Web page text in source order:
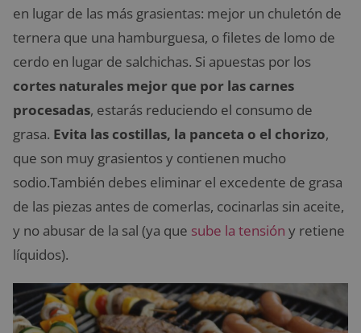
en lugar de las más grasientas: mejor un chuletón de
ternera que una hamburguesa, o filetes de lomo de
cerdo en lugar de salchichas. Si apuestas por los
cortes naturales mejor que por las carnes
procesadas, estarás reduciendo el consumo de
grasa. Evita las costillas, la panceta o el chorizo,
que son muy grasientos y contienen mucho
sodio.También debes eliminar el excedente de grasa
de las piezas antes de comerlas, cocinarlas sin aceite,
y no abusar de la sal (ya que sube la tensión y retiene
líquidos).